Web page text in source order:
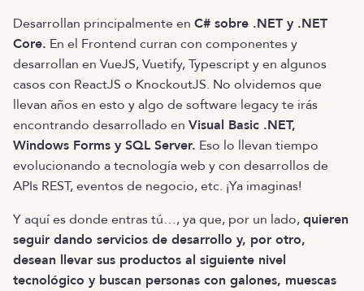
Desarrollan principalmente en C# sobre .NET y .NET
Core. En el Frontend curran con componentes y
desarrollan en VueJS, Vuetify, Typescript y en algunos
casos con ReactJS o KnockoutJS. No olvidemos que
llevan años en esto y algo de software legacy te irás
encontrando desarrollado en Visual Basic .NET,
Windows Forms y SQL Server. Eso lo llevan tiempo
evolucionando a tecnología web y con desarrollos de
APIs REST, eventos de negocio, etc. ¡Ya imaginas!
Y aquí es donde entras tú…, ya que, por un lado,quieren
seguir dando servicios de desarrollo y, por otro,
desean llevar sus productos al siguiente nivel
tecnológico y buscan personas con galones, muescas